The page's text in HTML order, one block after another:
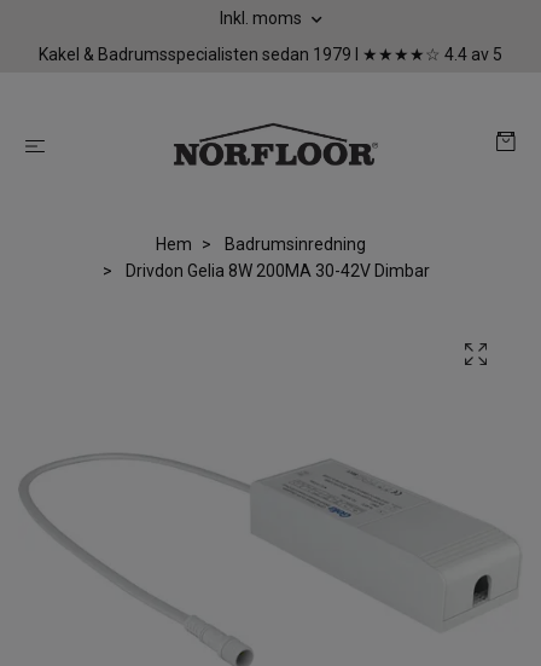
Inkl. moms
Kakel & Badrumsspecialisten sedan 1979 I ★★★★☆ 4.4 av 5
Hem
Badrumsinredning
Drivdon Gelia 8W 200MA 30-42V Dimbar